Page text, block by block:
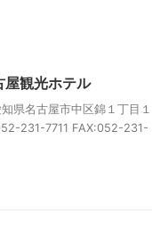
屋観光ホテル
県名古屋市中区錦１丁目１
231-7711 FAX:052-231-